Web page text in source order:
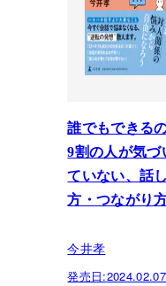
誰でもできる
9割の人が気づ
ていない、話し
方・つながり
今井孝
発売日:2024.02.07